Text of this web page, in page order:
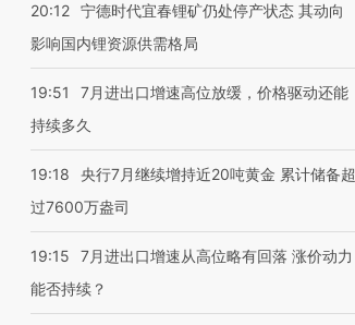
20:12 宁德时代宜春锂矿仍处停产状态 其动向
影响国内锂资源供需格局
19:51
7月进出口增速高位放缓，价格驱动还能
持续多久
19:18
央行7月继续增持近20吨黄金 累计储备超
过7600万盎司
19:15
7月进出口增速从高位略有回落 涨价动力
能否持续？